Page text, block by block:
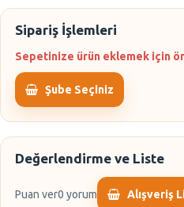
Sipariş İşlemleri
Sepetinize ürün eklemek için
Şube Seçiniz
Değerlendirme ve Liste
Puan ver0 yorum Alışveriş